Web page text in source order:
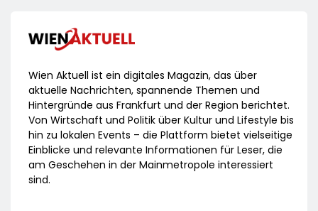
Wien Aktuell ist ein digitales Magazin, das über
aktuelle Nachrichten, spannende Themen und
Hintergründe aus Frankfurt und der Region berichtet.
Von Wirtschaft und Politik über Kultur und Lifestyle bis
hin zu lokalen Events – die Plattform bietet vielseitige
Einblicke und relevante Informationen für Leser, die
am Geschehen in der Mainmetropole interessiert
sind.